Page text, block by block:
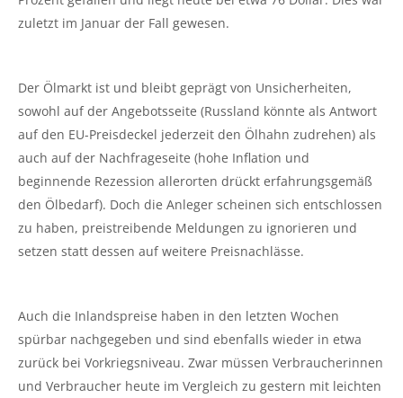
zuletzt im Januar der Fall gewesen.
Der Ölmarkt ist und bleibt geprägt von Unsicherheiten,
sowohl auf der Angebotsseite (Russland könnte als Antwort
auf den EU-Preisdeckel jederzeit den Ölhahn zudrehen) als
auch auf der Nachfrageseite (hohe Inflation und
beginnende Rezession allerorten drückt erfahrungsgemäß
den Ölbedarf). Doch die Anleger scheinen sich entschlossen
zu haben, preistreibende Meldungen zu ignorieren und
setzen statt dessen auf weitere Preisnachlässe.
Auch die Inlandspreise haben in den letzten Wochen
spürbar nachgegeben und sind ebenfalls wieder in etwa
zurück bei Vorkriegsniveau. Zwar müssen Verbraucherinnen
und Verbraucher heute im Vergleich zu gestern mit leichten